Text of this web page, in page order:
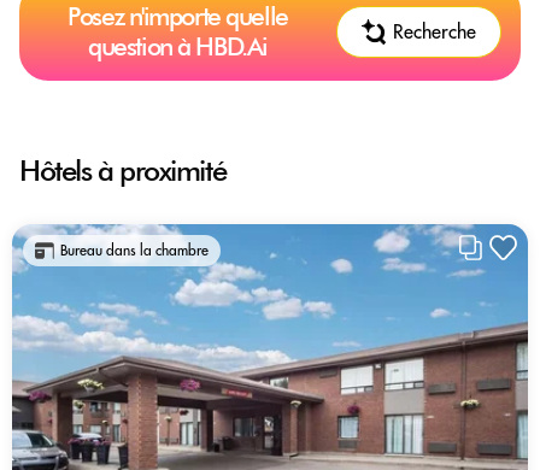
Posez n'importe quelle
question à HBD.Ai
Recherche
Hôtels à proximité
Bureau dans la chambre